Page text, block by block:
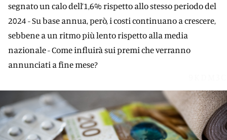
segnato un calo dell’1,6% rispetto allo stesso periodo del
2024 - Su base annua, però, i costi continuano a crescere,
sebbene a un ritmo più lento rispetto alla media
nazionale - Come influirà sui premi che verranno
annunciati a fine mese?